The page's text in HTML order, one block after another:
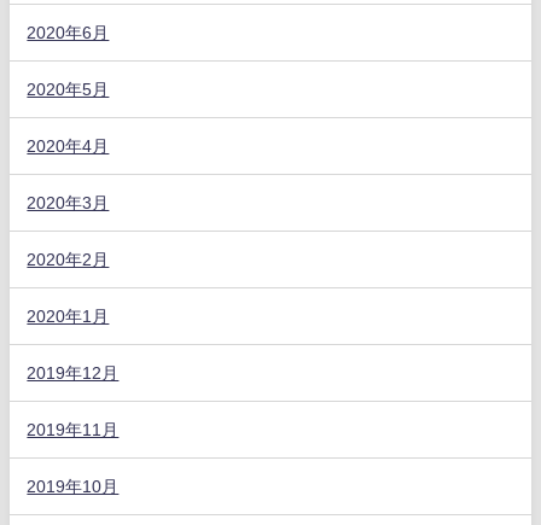
2020年6月
2020年5月
2020年4月
2020年3月
2020年2月
2020年1月
2019年12月
2019年11月
2019年10月